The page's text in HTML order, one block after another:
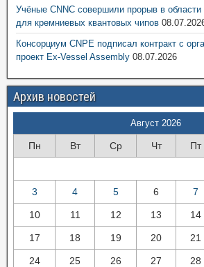
Учёные CNNC совершили прорыв в области
для кремниевых квантовых чипов
Консорциум CNPE подписал контракт с
проект Ex-Vessel Assembly 08.07.2026
Архив новостей
Август 2026
Пн Вт Ср Чт Пт
3 4 5 6 7
10 11 12 13 14
17 18 19 20 21
24 25 26 27 28